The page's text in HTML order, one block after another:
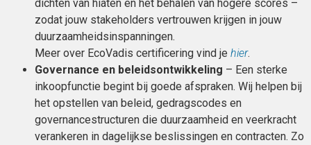
dichten van hiaten en het behalen van hogere scores –
zodat jouw stakeholders vertrouwen krijgen in jouw
duurzaamheidsinspanningen.
Meer over EcoVadis certificering vind je hier.
Governance en beleidsontwikkeling – Een sterke
inkoopfunctie begint bij goede afspraken. Wij helpen bij
het opstellen van beleid, gedragscodes en
governancestructuren die duurzaamheid en veerkracht
verankeren in dagelijkse beslissingen en contracten. Zo